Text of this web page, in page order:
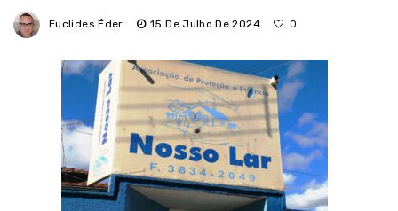
Euclides Éder 15 De Julho De 2024 0